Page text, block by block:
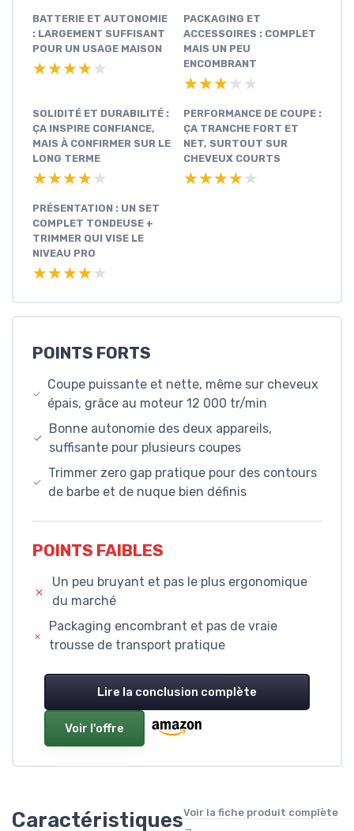
BATTERIE ET AUTONOMIE
: LARGEMENT SUFFISANT
POUR UN USAGE MAISON
★★★★★
★★★★★
PACKAGING ET
ACCESSOIRES : COMPLET
MAIS UN PEU
ENCOMBRANT
★★★★★
★★★★★
SOLIDITÉ ET DURABILITÉ :
ÇA INSPIRE CONFIANCE,
MAIS À CONFIRMER SUR LE
LONG TERME
★★★★★
★★★★★
PERFORMANCE DE COUPE :
ÇA TRANCHE FORT ET
NET, SURTOUT SUR
CHEVEUX COURTS
★★★★★
★★★★★
PRÉSENTATION : UN SET
COMPLET TONDEUSE +
TRIMMER QUI VISE LE
NIVEAU PRO
★★★★★
★★★★★
POINTS FORTS
Coupe puissante et nette, même sur cheveux
épais, grâce au moteur 12 000 tr/min
Bonne autonomie des deux appareils,
suffisante pour plusieurs coupes
Trimmer zero gap pratique pour des contours
de barbe et de nuque bien définis
POINTS FAIBLES
Un peu bruyant et pas le plus ergonomique
du marché
Packaging encombrant et pas de vraie
trousse de transport pratique
Lire la conclusion complète
Voir l'offre
CaractéristiquesVoir la fiche produit complète
→